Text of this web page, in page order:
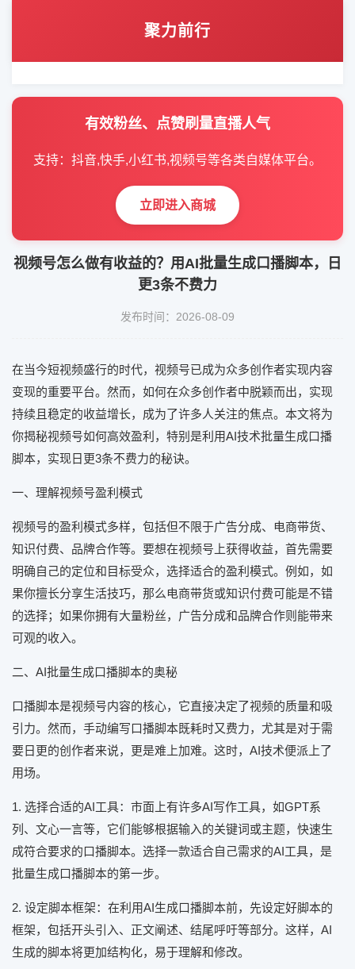
聚力前行
有效粉丝、点赞刷量直播人气
支持：抖音,快手,小红书,视频号等各类自媒体平台。
立即进入商城
视频号怎么做有收益的？用AI批量生成口播脚本，日
更3条不费力
发布时间：2026-08-09
在当今短视频盛行的时代，视频号已成为众多创作者实现内容
变现的重要平台。然而，如何在众多创作者中脱颖而出，实现
持续且稳定的收益增长，成为了许多人关注的焦点。本文将为
你揭秘视频号如何高效盈利，特别是利用AI技术批量生成口播
脚本，实现日更3条不费力的秘诀。
一、理解视频号盈利模式
视频号的盈利模式多样，包括但不限于广告分成、电商带货、
知识付费、品牌合作等。要想在视频号上获得收益，首先需要
明确自己的定位和目标受众，选择适合的盈利模式。例如，如
果你擅长分享生活技巧，那么电商带货或知识付费可能是不错
的选择；如果你拥有大量粉丝，广告分成和品牌合作则能带来
可观的收入。
二、AI批量生成口播脚本的奥秘
口播脚本是视频号内容的核心，它直接决定了视频的质量和吸
引力。然而，手动编写口播脚本既耗时又费力，尤其是对于需
要日更的创作者来说，更是难上加难。这时，AI技术便派上了
用场。
1. 选择合适的AI工具：市面上有许多AI写作工具，如GPT系
列、文心一言等，它们能够根据输入的关键词或主题，快速生
成符合要求的口播脚本。选择一款适合自己需求的AI工具，是
批量生成口播脚本的第一步。
2. 设定脚本框架：在利用AI生成口播脚本前，先设定好脚本的
框架，包括开头引入、正文阐述、结尾呼吁等部分。这样，AI
生成的脚本将更加结构化，易于理解和修改。